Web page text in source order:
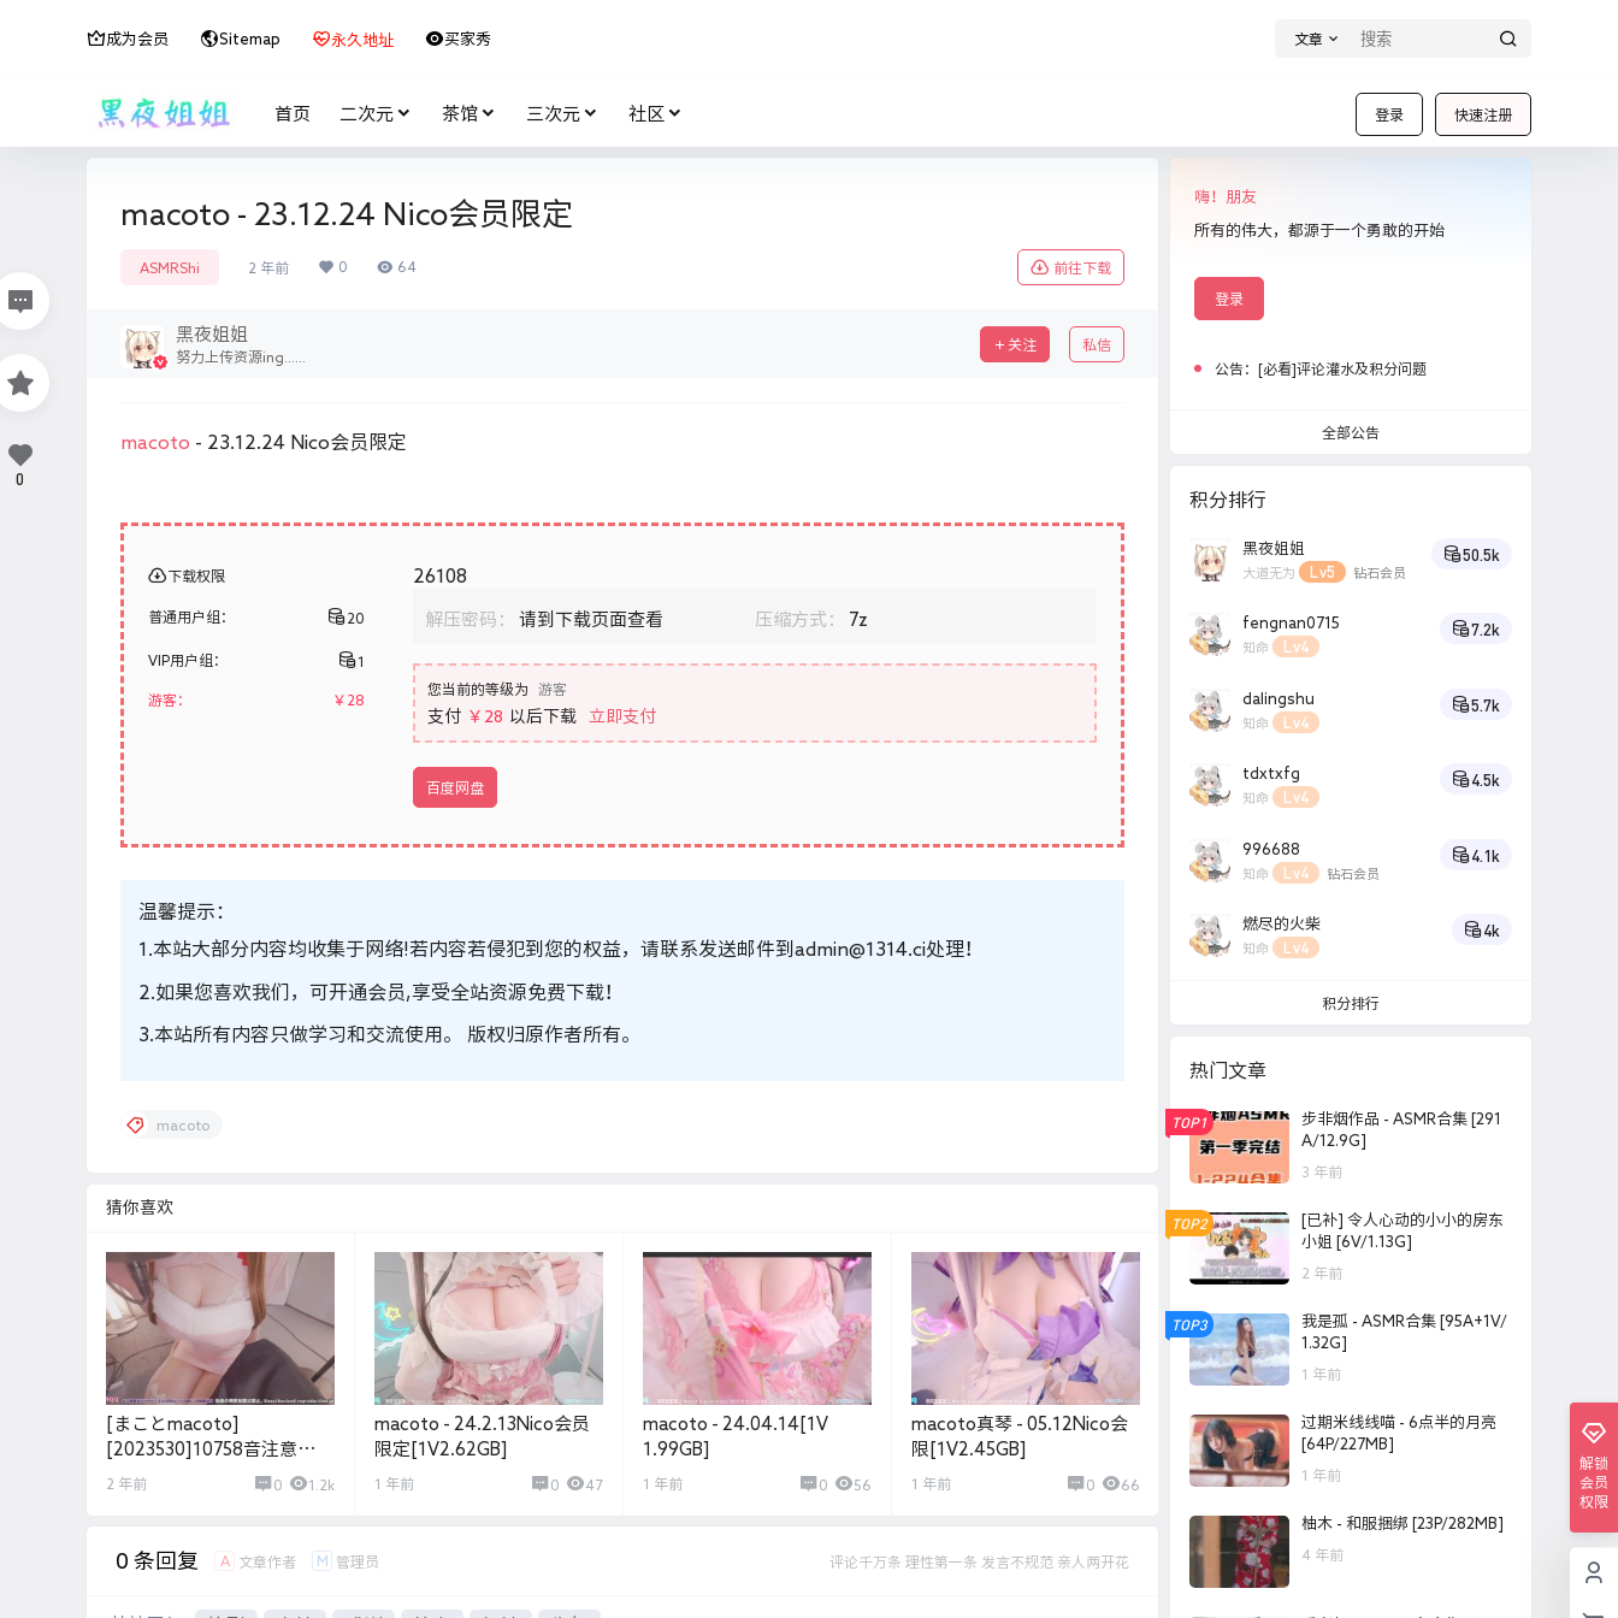
成为会员 Sitemap 永久地址 买家秀 文章
登录 快速注册
首页 二次元 茶馆 三次元 社区
macoto - 23.12.24 Nico会员限定
ASMRShi 2 年前 0 64 前往下载
黑夜姐姐
努力上传资源ing......
关注 私信
macoto - 23.12.24 Nico会员限定
下载权限
普通用户组： 20
VIP用户组： 1
游客： ￥ 28
26108
解压密码： 请到下载页面查看 压缩方式： 7z
您当前的等级为 游客
支付 ￥28 以后下载 立即支付
百度网盘
温馨提示：
1.本站大部分内容均收集于网络!若内容若侵犯到您的权益，请联系发送邮件到admin@1314.ci处理！
2.如果您喜欢我们，可开通会员,享受全站资源免费下载！
3.本站所有内容只做学习和交流使用。 版权归原作者所有。
0
macoto
猜你喜欢
[まことmacoto]
[2023530]10758音注意
↓[ASMR耳舐め]巨乳ナース
2 年前 0 1.2k
macoto - 24.2.13Nico会员
限定[1V2.62GB]
1 年前 0 47
macoto - 24.04.14[1V
1.99GB]
1 年前 0 56
macoto真琴 - 05.12Nico会
限[1V2.45GB]
1 年前 0 66
0 条回复 A 文章作者 M 管理员 评论千万条 理性第一条 发言不规范 亲人两开花
嗨！朋友
所有的伟大，都源于一个勇敢的开始
登录
公告： [必看]评论灌水及积分问题
全部公告
积分排行
黑夜姐姐
大道无为 Lv5 钻石会员
50.5k
fengnan0715
知命 Lv4
7.2k
dalingshu
知命 Lv4
5.7k
tdxtxfg
知命 Lv4
4.5k
996688
知命 Lv4 钻石会员
4.1k
燃尽的火柴
知命 Lv4
4k
积分排行
热门文章
TOP1
步非烟作品 - ASMR合集 [291
A/12.9G]
3 年前
TOP2
[已补] 令人心动的小小的房东
小姐 [6V/1.13G]
2 年前
TOP3
我是孤 - ASMR合集 [95A+1V/
1.32G]
1 年前
过期米线线喵 - 6点半的月亮
[64P/227MB]
1 年前
柚木 - 和服捆绑 [23P/282MB]
4 年前
解锁
会员
权限